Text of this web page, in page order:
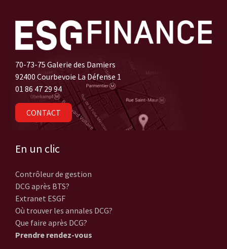
70-73-75 Galerie des Damiers
92400 Courbevoie La Défense 1
01 86 47 29 94
CONTACT
En un clic
Contrôleur de gestion
DCG après BTS?
Extranet ESGF
Où trouver les annales DCG?
Que faire après DCG?
Prendre rendez-vous